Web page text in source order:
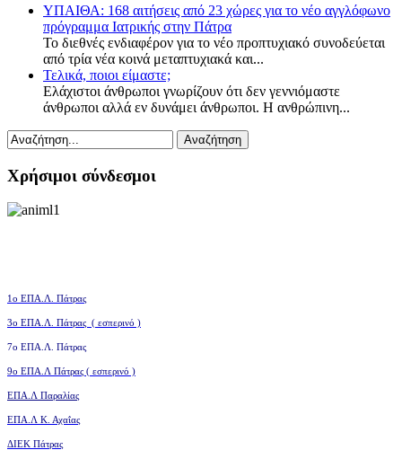
ΥΠΑΙΘΑ: 168 αιτήσεις από 23 χώρες για το νέο αγγλόφωνο
πρόγραμμα Ιατρικής στην Πάτρα
Το διεθνές ενδιαφέρον για το νέο προπτυχιακό συνοδεύεται
από τρία νέα κοινά μεταπτυχιακά και...
Τελικά, ποιοι είμαστε;
Ελάχιστοι άνθρωποι γνωρίζουν ότι δεν γεννιόμαστε
άνθρωποι αλλά εν δυνάμει άνθρωποι. Η ανθρώπινη...
Χρήσιμοι σύνδεσμοι
1ο ΕΠΑ.Λ. Πάτρας
3ο ΕΠΑ.Λ. Πάτρας ( εσπερινό )
7ο ΕΠΑ.Λ. Πάτρας
9ο ΕΠΑ.Λ Πάτρας ( εσπερινό )
ΕΠΑ.Λ Παραλίας
ΕΠΑ.Λ Κ. Αχαΐας
ΔΙΕΚ Πάτρας